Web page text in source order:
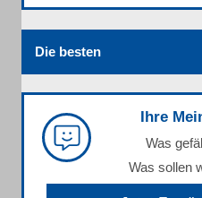
Die besten
Ihre
Was
Was sollen